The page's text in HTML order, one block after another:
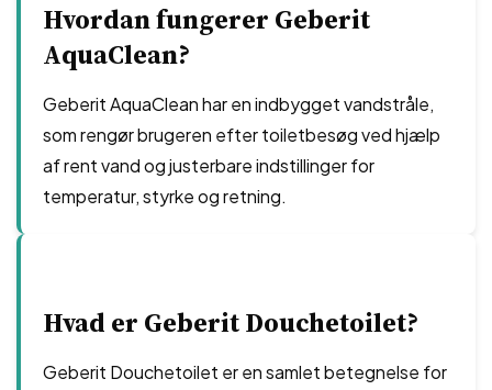
Hvordan fungerer Geberit
AquaClean?
Geberit AquaClean har en indbygget vandstråle,
som rengør brugeren efter toiletbesøg ved hjælp
af rent vand og justerbare indstillinger for
temperatur, styrke og retning.
Hvad er Geberit Douchetoilet?
Geberit Douchetoilet er en samlet betegnelse for